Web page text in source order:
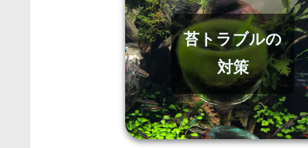
苔トラブルの
対策